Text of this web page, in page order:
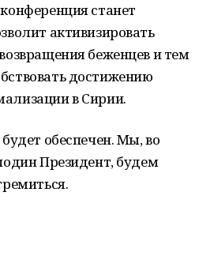
станет
активизировать
беженцев и тем
достижению
в Сирии.
обеспечен. Мы, во
Президент, будем